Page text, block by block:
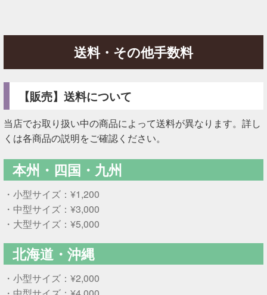
送料・その他手数料
【販売】送料について
当店でお取り扱い中の商品によって送料が異なります。詳し
くは各商品の説明をご確認ください。
本州・四国・九州
・小型サイズ：¥1,200
・中型サイズ：¥3,000
・大型サイズ：¥5,000
北海道・沖縄
・小型サイズ：¥2,000